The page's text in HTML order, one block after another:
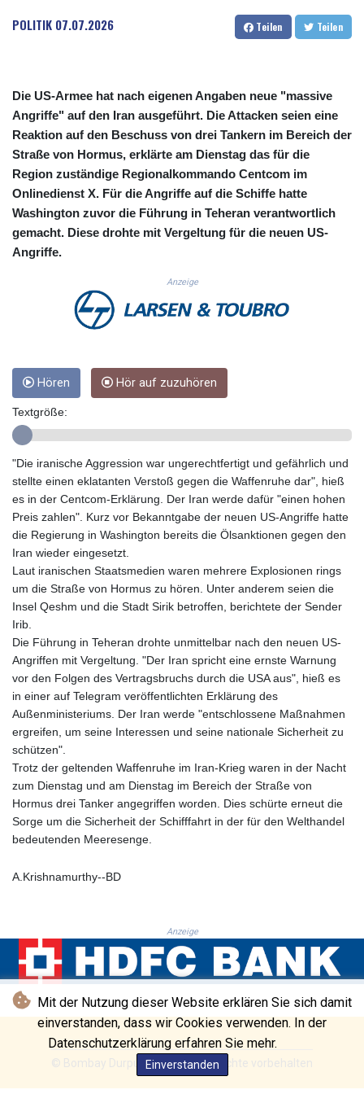
Mit der Nutzung dieser Website erklären Sie sich damit
einverstanden, dass wir Cookies verwenden. In der
Datenschutzerklärung erfahren Sie mehr.
Einverstanden
CUP 30.637594
DKK 7.477932
DOP 67.289164
DZD 152.967099
EGP 57.380687
ERN 17.342035
ETB 186.049588
FJD 2.553384
FKP 0.857252
GBP 0.858527
GGP 0.857252
GIP 0.857252
GTQ 8.794891
GYD 241.157003
HRK 7.536622
HTG 150.718127
HUF 363.096405
IDR 20580.370421
ILS 3.468234
IMP 0.857252
IQD 1509.981237
IRR
1590322.371805
JEP 0.857252
JMD 183.057725
JOD 0.819746
JPY 182.445186
KES 149.158147
KGS 101.104505
KMF 492.514185
KRW 1627.677557
KWD 0.356853
KYD 0.960588
LSL 18.726567
LTL 3.413768
LVL 0.699335
LYD 7.331909
MDL 20.044751
MGA 4918.938878
MKD 61.524236
POLITIK 07.07.2026 Teilen Teilen
Die US-Armee hat nach eigenen Angaben neue "massive
Angriffe" auf den Iran ausgeführt. Die Attacken seien eine
Reaktion auf den Beschuss von drei Tankern im Bereich der
Straße von Hormus, erklärte am Dienstag das für die
Region zuständige Regionalkommando Centcom im
Onlinedienst X. Für die Angriffe auf die Schiffe hatte
Washington zuvor die Führung in Teheran verantwortlich
gemacht. Diese drohte mit Vergeltung für die neuen US-
Angriffe.
Anzeige
Hören Hör auf zuzuhören
Textgröße:
"Die iranische Aggression war ungerechtfertigt und gefährlich und
stellte einen eklatanten Verstoß gegen die Waffenruhe dar", hieß
es in der Centcom-Erklärung. Der Iran werde dafür "einen hohen
Preis zahlen". Kurz vor Bekanntgabe der neuen US-Angriffe hatte
die Regierung in Washington bereits die Ölsanktionen gegen den
Iran wieder eingesetzt.
Laut iranischen Staatsmedien waren mehrere Explosionen rings
um die Straße von Hormus zu hören. Unter anderem seien die
Insel Qeshm und die Stadt Sirik betroffen, berichtete der Sender
Irib.
Die Führung in Teheran drohte unmittelbar nach den neuen US-
Angriffen mit Vergeltung. "Der Iran spricht eine ernste Warnung
vor den Folgen des Vertragsbruchs durch die USA aus", hieß es
in einer auf Telegram veröffentlichten Erklärung des
Außenministeriums. Der Iran werde "entschlossene Maßnahmen
ergreifen, um seine Interessen und seine nationale Sicherheit zu
schützen".
Trotz der geltenden Waffenruhe im Iran-Krieg waren in der Nacht
zum Dienstag und am Dienstag im Bereich der Straße von
Hormus drei Tanker angegriffen worden. Dies schürte erneut die
Sorge um die Sicherheit der Schifffahrt in der für den Welthandel
bedeutenden Meeresenge.
A.Krishnamurthy--BD
Anzeige
© Bombay Durpun - 2026 - Alle Rechte vorbehalten